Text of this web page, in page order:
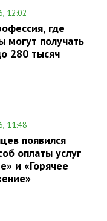
12:02
где
могут получать
280 тысяч
11:48
появился
оплаты услуг
и «Горячее